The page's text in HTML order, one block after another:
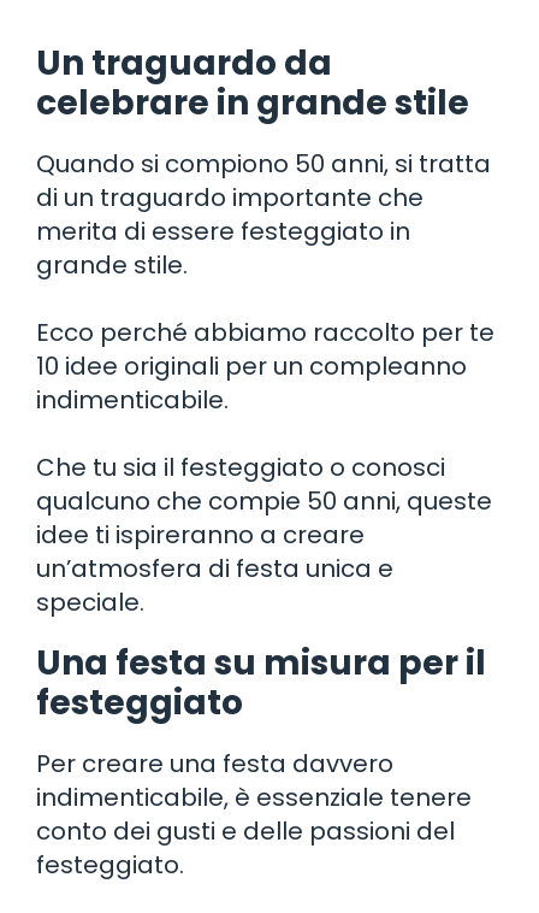
Un traguardo da
celebrare in grande stile
Quando si compiono 50 anni, si tratta
di un traguardo importante che
merita di essere festeggiato in
grande stile.
Ecco perché abbiamo raccolto per te
10 idee originali per un compleanno
indimenticabile.
Che tu sia il festeggiato o conosci
qualcuno che compie 50 anni, queste
idee ti ispireranno a creare
un’atmosfera di festa unica e
speciale.
Una festa su misura per il
festeggiato
Per creare una festa davvero
indimenticabile, è essenziale tenere
conto dei gusti e delle passioni del
festeggiato.